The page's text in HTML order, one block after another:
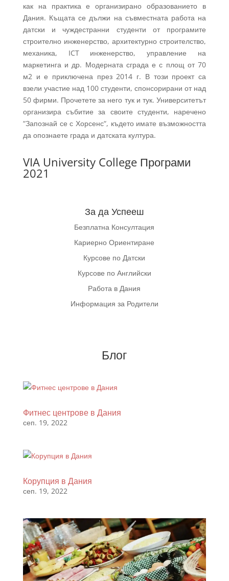
как на практика е организирано образованието в
Дания. Къщата се дължи на съвместната работа на
датски и чуждестранни студенти от програмите
строително инженерство, архитектурно строителство,
механика, ICT инженерство, управление на
маркетинга и др. Модерната сграда е с площ от 70
м2 и е приключена през 2014 г. В този проект са
взели участие над 100 студенти, спонсорирани от над
50 фирми. Прочетете за него тук и тук. Университетът
организира събитие за своите студенти, наречено
“Запознай се с Хорсенс“, където имате възможността
да опознаете града и датската култура.
VIA University College Програми
2021
За да Успееш
Безплатна Консултация
Кариерно Ориентиране
Курсове по Датски
Курсове по Английски
Работа в Дания
Информация за Родители
Блог
Фитнес центрове в Дания
сеп. 19, 2022
Корупция в Дания
сеп. 19, 2022